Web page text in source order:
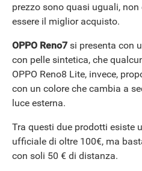
prezzo sono quasi uguali,
essere il miglior acquisto.
OPPO Reno7 si presenta con
con pelle sintetica, che
OPPO Reno8 Lite, invece,
con un colore che cambia a
luce esterna.
Tra questi due prodotti esiste
ufficiale di oltre 100€, ma
con soli 50 € di distanza.